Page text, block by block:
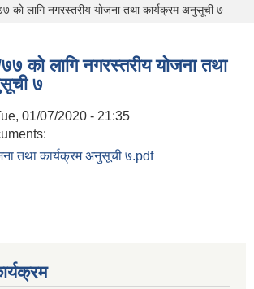
लागि नगरस्तरीय योजना तथा कार्यक्रम अनुसूची ७
को लागि नगरस्तरीय योजना तथा
७
01/07/2020 - 21:35
तथा कार्यक्रम अनुसूची ७.pdf